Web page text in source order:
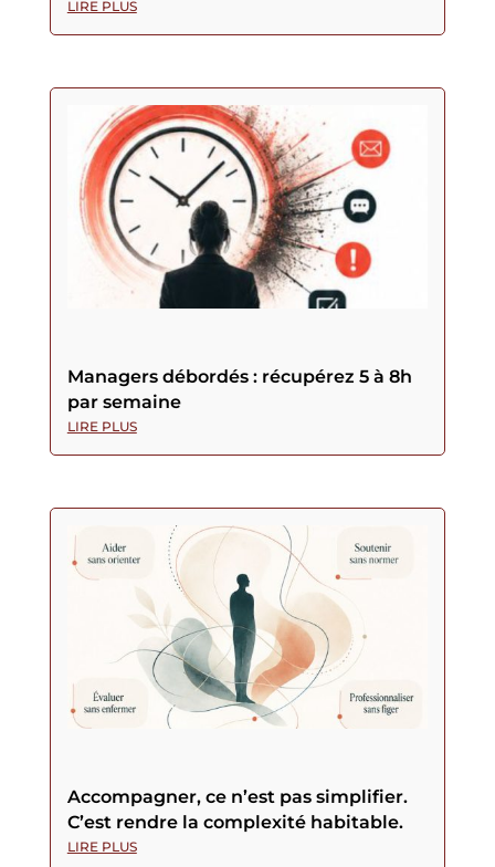
LIRE PLUS
Managers débordés : récupérez 5 à 8h
par semaine
LIRE PLUS
Accompagner, ce n’est pas simplifier.
C’est rendre la complexité habitable.
LIRE PLUS